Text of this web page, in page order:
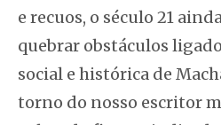
e recuos, o século 21
quebrar obstáculos
social e histórica de
torno do nosso escritor